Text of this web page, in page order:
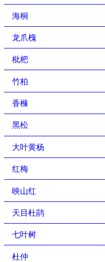
海桐
龙爪槐
枇杷
竹柏
香橼
黑松
大叶黄杨
红梅
映山红
天目杜鹃
七叶树
杜仲